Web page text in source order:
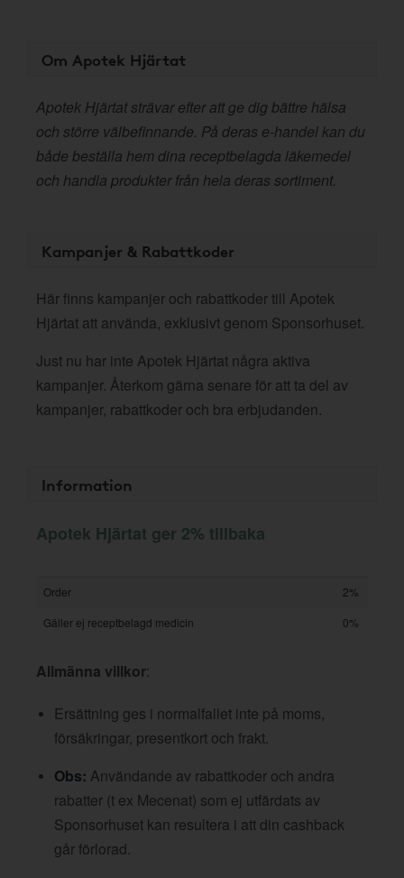
Om Apotek Hjärtat
Apotek Hjärtat strävar efter att ge dig bättre hälsa
och större välbefinnande. På deras e-handel kan du
både beställa hem dina receptbelagda läkemedel
och handla produkter från hela deras sortiment.
Kampanjer & Rabattkoder
Här finns kampanjer och rabattkoder till Apotek
Hjärtat att använda, exklusivt genom Sponsorhuset.
Just nu har inte Apotek Hjärtat några aktiva
kampanjer. Återkom gärna senare för att ta del av
kampanjer, rabattkoder och bra erbjudanden.
Information
Apotek Hjärtat ger 2% tillbaka
Order
2%
Gäller ej receptbelagd medicin
0%
Allmänna villkor:
Ersättning ges i normalfallet inte på moms,
försäkringar, presentkort och frakt.
Obs: Användande av rabattkoder och andra
rabatter (t ex Mecenat) som ej utfärdats av
Sponsorhuset kan resultera i att din cashback
går förlorad.